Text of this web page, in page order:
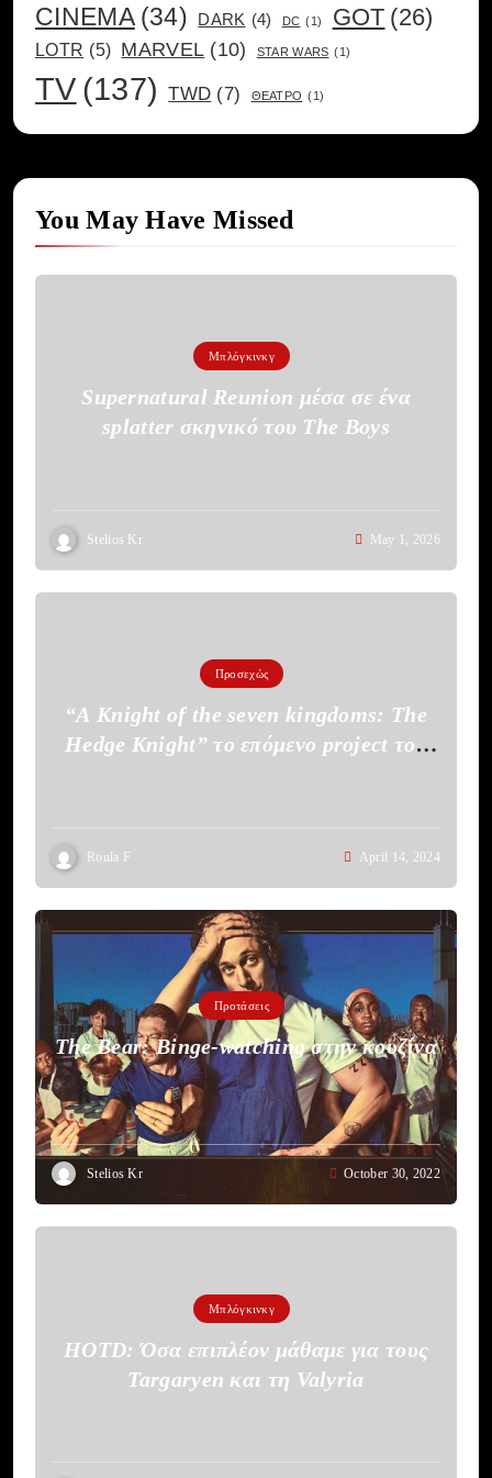
CINEMA (34) DARK (4) DC (1) GOT (26)
LOTR (5) MARVEL (10) STAR WARS (1)
TV (137) TWD (7) ΘΕΑΤΡΟ (1)
You May Have Missed
Μπλόγκινκγ
Supernatural Reunion μέσα σε ένα
splatter σκηνικό του The Boys
Stelios Kr May 1, 2026
Προσεχώς
“A Knight of the seven kingdoms: The
Hedge Knight” το επόμενο project του
Roula F April 14, 2024
Προτάσεις
The Bear: Binge-watching στην κουζίνα
Stelios Kr October 30, 2022
Μπλόγκινκγ
HOTD: Όσα επιπλέον μάθαμε για τους
Targaryen και τη Valyria